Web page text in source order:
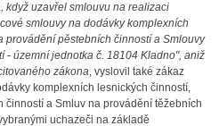
když uzavřel smlouvu na realizaci
smlouvy na dodávky komplexních
provádění pěstebních činností a Smlouvy
- územní jednotka č. 18104 Kladno", aniž
zákona, vyslovil také zákaz
komplexních lesnických činností,
činností a Smluv na provádění těžebních
uchazeči na základě